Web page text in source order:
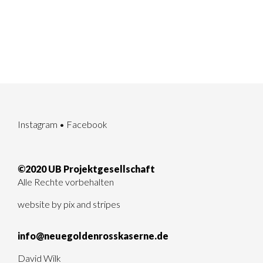
Instagram • Facebook
©2020 UB Projektgesellschaft
Alle Rechte vorbehalten
website by pix and stripes
info@neuegoldenrosskaserne.de
David Wilk